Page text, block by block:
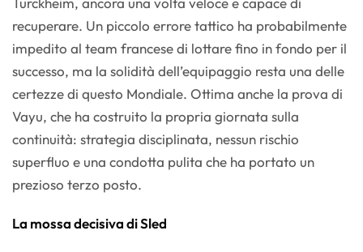
recuperare. Un piccolo errore tattico ha probabilmente
impedito al team francese di lottare fino in fondo per il
successo, ma la solidità dell’equipaggio resta una delle
certezze di questo Mondiale. Ottima anche la prova di
Vayu, che ha costruito la propria giornata sulla
continuità: strategia disciplinata, nessun rischio
superfluo e una condotta pulita che ha portato un
prezioso terzo posto.
La mossa decisiva di Sled